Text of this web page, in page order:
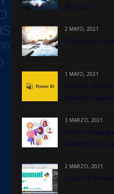
Startup
2 MAYO, 2021
Diferencia
1 MAYO, 2021
Instalar
primer
3 MARZO, 2021
Cómo
aumentar las
2 MARZO, 2021
¿Qué es